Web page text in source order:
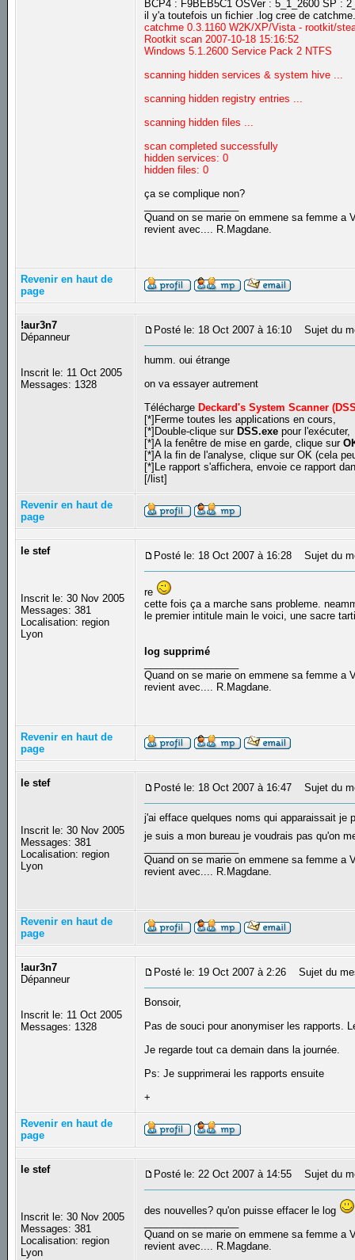
BCP4 : F9BEB5C1 OSVer : 5_1_2600 SP :
il y'a toutefois un fichier .log cree de
catchme 0.3.1160 W2K/XP/Vista - rootkit/
Rootkit scan 2007-10-18 15:16:52
Windows 5.1.2600 Service Pack 2 NTFS
scanning hidden services & system hive ...
scanning hidden registry entries ...
scanning hidden files ...
scan completed successfully
hidden services: 0
hidden files: 0
ça se complique non?
Quand on se marie on emmene sa femme a
revient avec.... R.Magdane.
Revenir en haut de
page
!aur3n7
Dépanneur
Inscrit le: 11 Oct 2005
Messages: 1328
Posté le: 18 Oct 2007 à 16:10 Sujet du
humm. oui étrange
on va essayer autrement
Télécharge Deckard's System Scanner
[*]Ferme toutes les applications en cours,
[*]Double-clique sur DSS.exe pour l'exécuter,
[*]A la fenêtre de mise en garde, clique sur
[*]A la fin de l'analyse, clique sur OK (cela
[*]Le rapport s'affichera, envoie ce rapport
[/list]
Revenir en haut de
page
le stef
Inscrit le: 30 Nov 2005
Messages: 381
Localisation: region
Lyon
Posté le: 18 Oct 2007 à 16:28 Sujet du
re
cette fois ça a marche sans probleme.
le premier intitule main le voici, une sacre
log supprimé
Quand on se marie on emmene sa femme a
revient avec.... R.Magdane.
Revenir en haut de
page
le stef
Inscrit le: 30 Nov 2005
Messages: 381
Localisation: region
Lyon
Posté le: 18 Oct 2007 à 16:47 Sujet du
j'ai efface quelques noms qui apparaissait je
je suis a mon bureau je voudrais pas qu'on
Quand on se marie on emmene sa femme a
revient avec.... R.Magdane.
Revenir en haut de
page
!aur3n7
Dépanneur
Inscrit le: 11 Oct 2005
Messages: 1328
Posté le: 19 Oct 2007 à 2:26 Sujet du
Bonsoir,
Pas de souci pour anonymiser les rapports.
Je regarde tout ca demain dans la journée.
Ps: Je supprimerai les rapports ensuite
+
Revenir en haut de
page
le stef
Inscrit le: 30 Nov 2005
Messages: 381
Localisation: region
Lyon
Posté le: 22 Oct 2007 à 14:55 Sujet du
des nouvelles? qu'on puisse effacer le log
Quand on se marie on emmene sa femme a
revient avec.... R.Magdane.